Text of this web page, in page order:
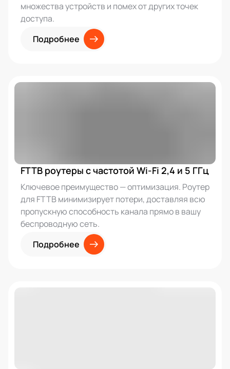
множества устройств и помех от других точек
доступа.
Подробнее
FTTB роутеры с частотой Wi-Fi 2,4 и 5 ГГц
Ключевое преимущество — оптимизация. Роутер
для FTTB минимизирует потери, доставляя всю
пропускную способность канала прямо в вашу
беспроводную сеть.
Подробнее